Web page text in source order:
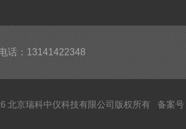
话：13141422348
北京瑞科中仪科技有限公司版权所有 备案号